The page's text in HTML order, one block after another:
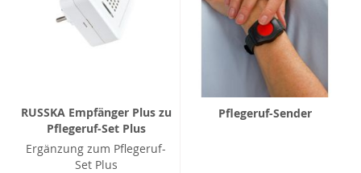
RUSSKA Empfänger Plus zu
Pflegeruf-Set Plus
Ergänzung zum Pflegeruf-
Set Plus
Pflegeruf-Sender